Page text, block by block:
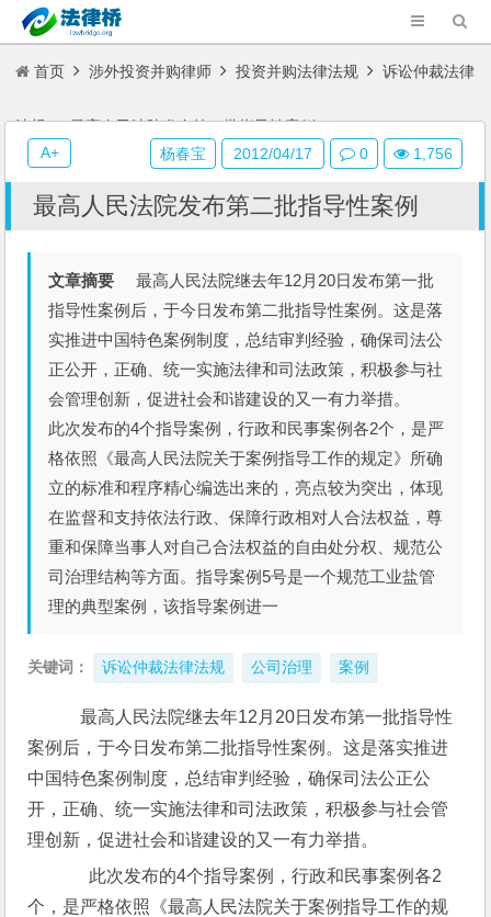
首页 涉外投资并购律师 投资并购法律法规 诉讼仲裁法律
法规 最高人民法院发布第二批指导性案例
最高人民法院发布第二批指导性案例
文章摘要 最高人民法院继去年12月20日发布第一批
指导性案例后，于今日发布第二批指导性案例。这是落
实推进中国特色案例制度，总结审判经验，确保司法公
正公开，正确、统一实施法律和司法政策，积极参与社
会管理创新，促进社会和谐建设的又一有力举措。
此次发布的4个指导案例，行政和民事案例各2个，是严
格依照《最高人民法院关于案例指导工作的规定》所确
立的标准和程序精心编选出来的，亮点较为突出，体现
在监督和支持依法行政、保障行政相对人合法权益，尊
重和保障当事人对自己合法权益的自由处分权、规范公
司治理结构等方面。指导案例5号是一个规范工业盐管
理的典型案例，该指导案例进一
关键词： 诉讼仲裁法律法规 公司治理 案例
最高人民法院继去年12月20日发布第一批指导性
案例后，于今日发布第二批指导性案例。这是落实推进
中国特色案例制度，总结审判经验，确保司法公正公
开，正确、统一实施法律和司法政策，积极参与社会管
理创新，促进社会和谐建设的又一有力举措。
此次发布的4个指导案例，行政和民事案例各2
个，是严格依照《最高人民法院关于案例指导工作的规
杨春宝 2012/04/17 0 1,756
A+